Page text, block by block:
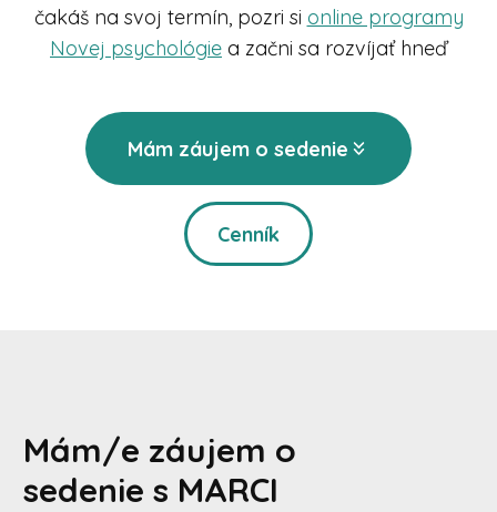
čakáš na svoj termín, pozri si online programy
Novej psychológie a začni sa rozvíjať hneď
Mám záujem o sedenie
Cenník
Mám/e záujem o
sedenie s MARCI